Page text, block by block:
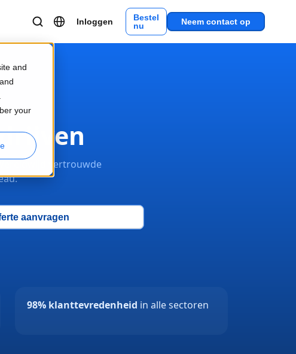
and
your
Inloggen
Bestel
nu
Neem contact op
vertrouwde
aanvragen
98% klanttevredenheid in alle sectoren